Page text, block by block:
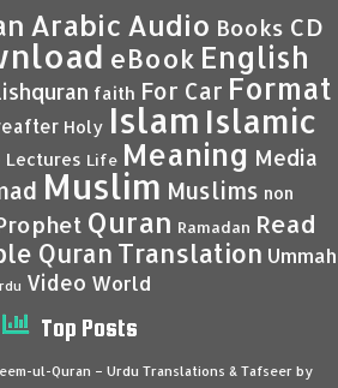
Arabic Audio Books CD
eBook English
faith For Car Format
Holy Islam Islamic
Lectures Life Meaning Media
Muslim Muslims non
Quran Ramadan Read
Quran Translation Ummah
Video World
Top Posts
ul-Quran – Urdu Translations & Tafseer by